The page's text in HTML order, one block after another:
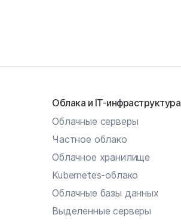
Облака и IT-инфраструктура
Облачные серверы
Частное облако
Облачное хранилище
Kubernetes-облако
Облачные базы данных
Выделенные серверы